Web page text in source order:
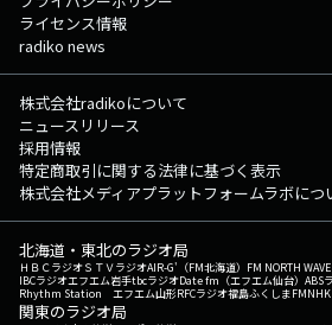
ライセンス情報
radiko news
株式会社radikoについて
ニュースリリース
採用情報
特定商取引に関する法律に基づく表示
株式会社メディアプラットフォームラボにつ
北海道・東北のラジオ局
ＨＢＣラジオＳＴＶラジオAIR-G'（FM北海道） FM NORTH WAVE
IBCラジオエフエム岩手tbcラジオDate fm（エフエム仙台） ABS
Rhythm Station エフエム山形RFCラジオ福島ふくしまFMNHK
関東のラジオ局